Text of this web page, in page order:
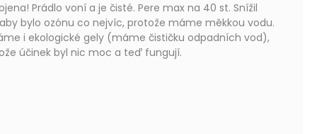
Prádlo voní a je čisté. Pere max na 40 st. Snížil
bylo ozónu co nejvíc, protože máme měkkou vodu.
i ekologické gely (máme čističku odpadních vod),
účinek byl nic moc a teď fungují.